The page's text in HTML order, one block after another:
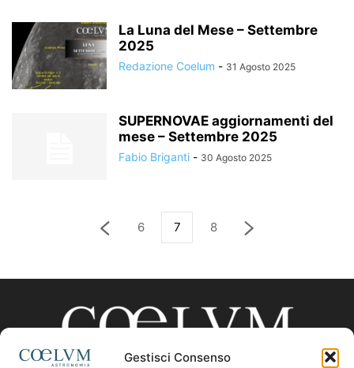
Gestisci Consenso
La Luna del Mese – Settembre
2025
Redazione Coelum - 31 Agosto 2025
SUPERNOVAE aggiornamenti del
mese – Settembre 2025
Fabio Briganti - 30 Agosto 2025
6 7 8